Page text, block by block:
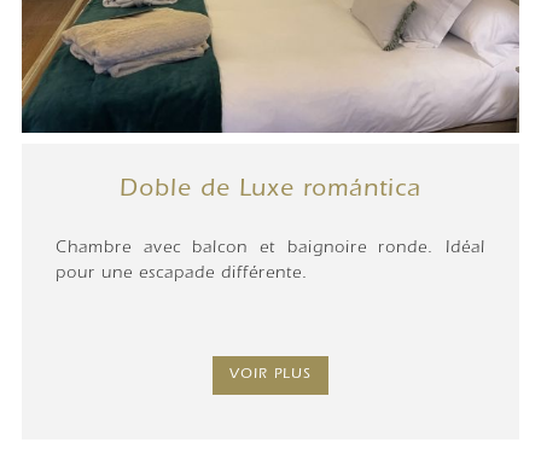
Doble de Luxe romántica
Chambre avec balcon et baignoire ronde. Idéal
pour une escapade différente.
VOIR PLUS